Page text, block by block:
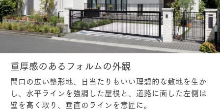
重厚感のあるフォルムの外観
間口の広い整形地、日当たりもいい理想的な敷地を生か
し、水平ラインを強調した屋根と、道路に面した左側は
壁を高く取り、垂直のラインを意匠に。